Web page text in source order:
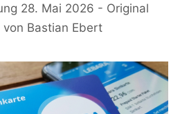
28. Mai 2026
von Bastian Ebert